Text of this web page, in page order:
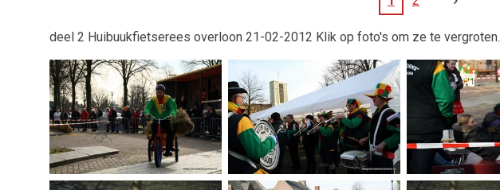
deel 2 Huibuukfietserees overloon 21-02-2012 Klik op foto's om ze te vergroten.